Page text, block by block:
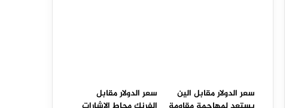
سعر الدولار مقابل الين
سعر الدولار مقابل